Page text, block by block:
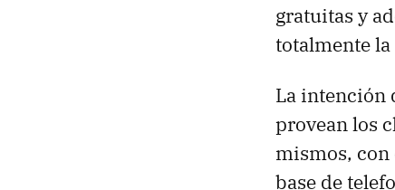
gratuitas y
totalmente
La intención
provean los
mismos, con
base de